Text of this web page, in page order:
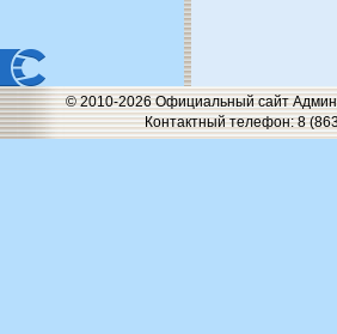
© 2010-2026 Официальный сайт
Контактный телефон: 8